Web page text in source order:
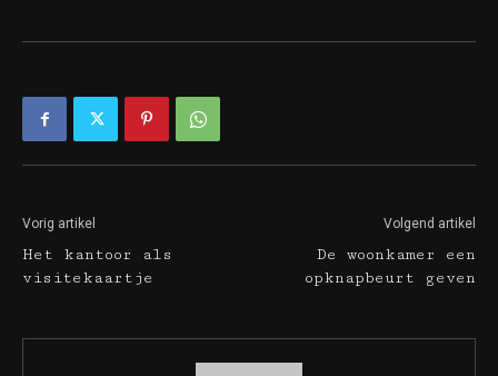
Vorig artikel
Het kantoor als
visitekaartje
Volgend artikel
De woonkamer een
opknapbeurt geven